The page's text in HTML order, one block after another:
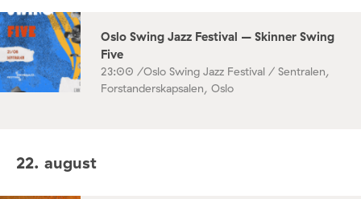
Oslo Swing Jazz Festival – Skinner Swing
Five
23:00 /Oslo Swing Jazz Festival / Sentralen,
Forstanderskapsalen, Oslo
22. august